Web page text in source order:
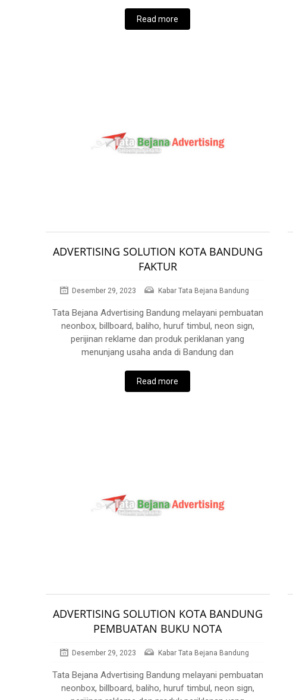
Read more
ADVERTISING SOLUTION KOTA BANDUNG
FAKTUR
Desember 29, 2023 Kabar Tata Bejana Bandung
Tata Bejana Advertising Bandung melayani pembuatan
neonbox, billboard, baliho, huruf timbul, neon sign,
perijinan reklame dan produk periklanan yang
menunjang usaha anda di Bandung dan
Read more
ADVERTISING SOLUTION KOTA BANDUNG
PEMBUATAN BUKU NOTA
Desember 29, 2023 Kabar Tata Bejana Bandung
Tata Bejana Advertising Bandung melayani pembuatan
neonbox, billboard, baliho, huruf timbul, neon sign,